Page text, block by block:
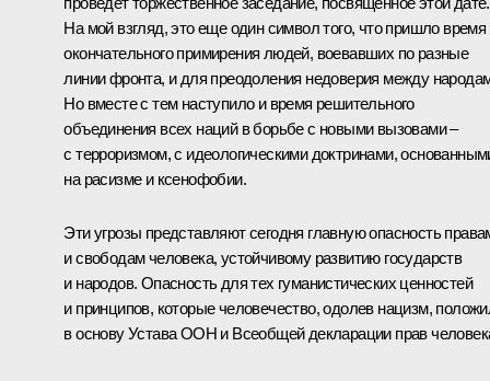
На мой взгляд, это еще один символ того, что пришло время
окончательного примирения людей, воевавших по разные
линии фронта, и для преодоления недоверия между
Но вместе с тем наступило и время решительного
объединения всех наций в борьбе с новыми вызовами –
с терроризмом, с идеологическими доктринами,
на расизме и ксенофобии.
Эти угрозы представляют сегодня главную опасность
и свободам человека, устойчивому развитию государств
и народов. Опасность для тех гуманистических ценностей
и принципов, которые человечество, одолев нацизм,
в основу Устава ООН и Всеобщей декларации прав